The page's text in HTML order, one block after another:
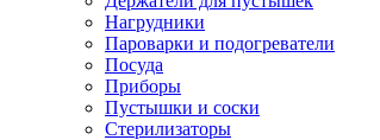
Нагрудники
Пароварки и подогреватели
Посуда
Приборы
Пустышки и соски
Стерилизаторы